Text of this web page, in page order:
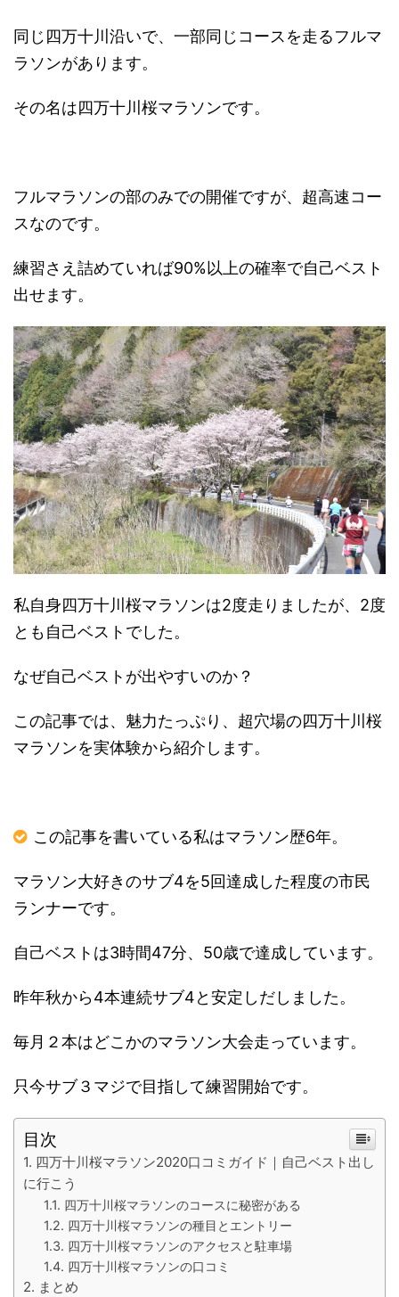
同じ四万十川沿いで、一部同じコースを走るフルマ
ラソンがあります。
その名は四万十川桜マラソンです。
フルマラソンの部のみでの開催ですが、超高速コー
スなのです。
練習さえ詰めていれば90%以上の確率で自己ベスト
出せます。
私自身四万十川桜マラソンは2度走りましたが、2度
とも自己ベストでした。
なぜ自己ベストが出やすいのか？
この記事では、魅力たっぷり、超穴場の四万十川桜
マラソンを実体験から紹介します。
この記事を書いている私はマラソン歴6年。
マラソン大好きのサブ4を5回達成した程度の市民
ランナーです。
自己ベストは3時間47分、50歳で達成しています。
昨年秋から4本連続サブ4と安定しだしました。
毎月２本はどこかのマラソン大会走っています。
只今サブ３マジで目指して練習開始です。
目次
四万十川桜マラソン2020口コミガイド｜自己ベスト出し
に行こう
四万十川桜マラソンのコースに秘密がある
四万十川桜マラソンの種目とエントリー
四万十川桜マラソンのアクセスと駐車場
四万十川桜マラソンの口コミ
まとめ